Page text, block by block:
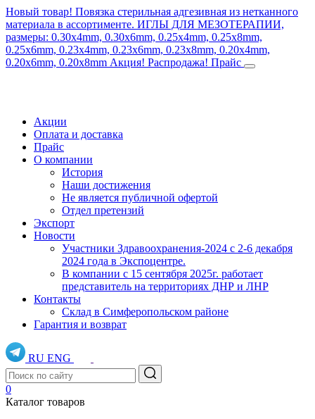
Новый товар! Повязка стерильная адгезивная из нетканного
материала в ассортименте. ИГЛЫ ДЛЯ МЕЗОТЕРАПИИ,
размеры: 0.30x4mm, 0.30x6mm, 0.25x4mm, 0.25x8mm,
0.25x6mm, 0.23x4mm, 0.23x6mm, 0.23x8mm, 0.20x4mm,
0.20x6mm, 0.20x8mm Акция! Распродажа! Прайс
Акции
Оплата и доставка
Прайс
О компании
История
Наши достижения
Не является публичной офертой
Отдел претензий
Экспорт
Новости
Участники Здравоохранения-2024 с 2-6 декабря
2024 года в Экспоцентре.
В компании с 15 сентября 2025г. работает
представитель на территориях ДНР и ЛНР
Контакты
Склад в Симферопольском районе
Гарантия и возврат
RU ENG
0
Каталог товаров